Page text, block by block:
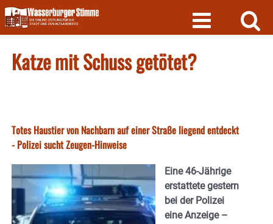
Skip
to
content
Katze mit Schuss getötet?
Totes Haustier von Nachbarn auf einer Straße liegend entdeckt
- Polizei sucht Zeugen-Hinweise
Eine 46-Jährige
erstattete gestern
bei der Polizei
eine Anzeige –